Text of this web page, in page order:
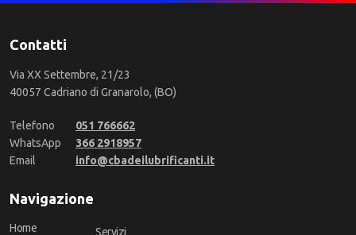
Contatti
Via XX Settembre, 21/23
40057 Cadriano di Granarolo, (BO)
Telefono
051 766662
WhatsApp
366 2918957
Email
info@cbadeilubrificanti.it
Navigazione
Home
Servizi